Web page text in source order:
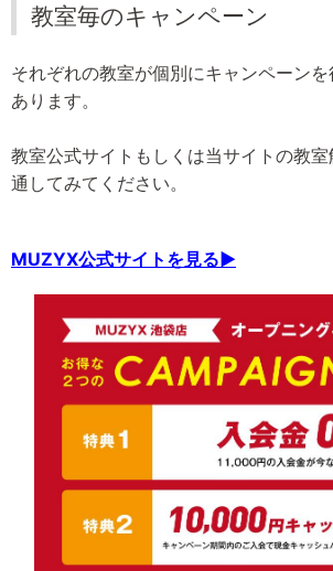
教室毎のキャンペーン
それぞれの教室が個別にキャンペーン
あります。
教室公式サイトもしくは当サイトの教
通してみてください。
MUZYX公式サイトを見る▶